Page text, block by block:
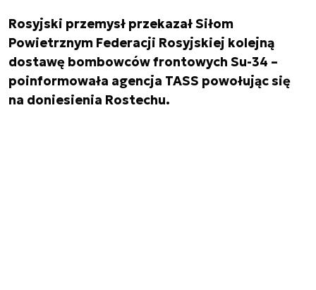
Rosyjski przemysł przekazał Siłom
Powietrznym Federacji Rosyjskiej kolejną
dostawę bombowców frontowych Su-34 –
poinformowała agencja TASS powołując się
na doniesienia Rostechu.